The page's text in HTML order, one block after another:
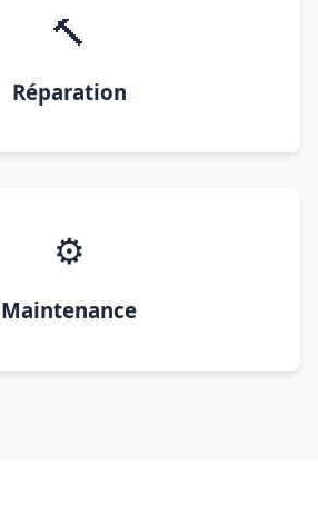
🔨
Réparation
⚙️
Maintenance